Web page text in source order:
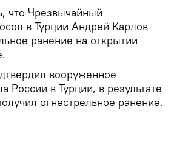
что Чрезвычайный
в Турции Андрей Карлов
ранение на открытии
вооруженное
России в Турции, в результате
огнестрельное ранение.